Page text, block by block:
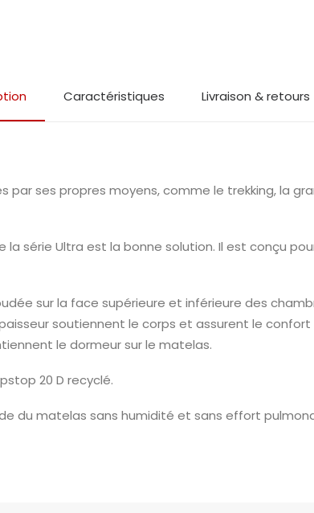
Caractéristiques Livraison & retours
par ses propres moyens, comme le trekking, la
série Ultra est la bonne solution. Il est conçu
sur la face supérieure et inférieure des
soutiennent le corps et assurent le
le dormeur sur le matelas.
20 D recyclé.
du matelas sans humidité et sans effort